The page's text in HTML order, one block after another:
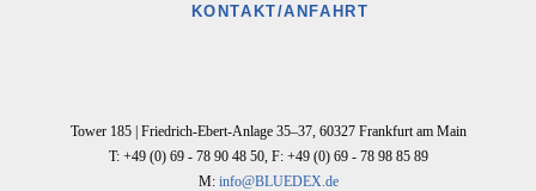
KONTAKT/ANFAHRT
Tower 185 | Friedrich-Ebert-Anlage 35–37, 60327 Frankfurt am Main
T: +49 (0) 69 - 78 90 48 50, F: +49 (0) 69 - 78 98 85 89
M: info@BLUEDEX.de